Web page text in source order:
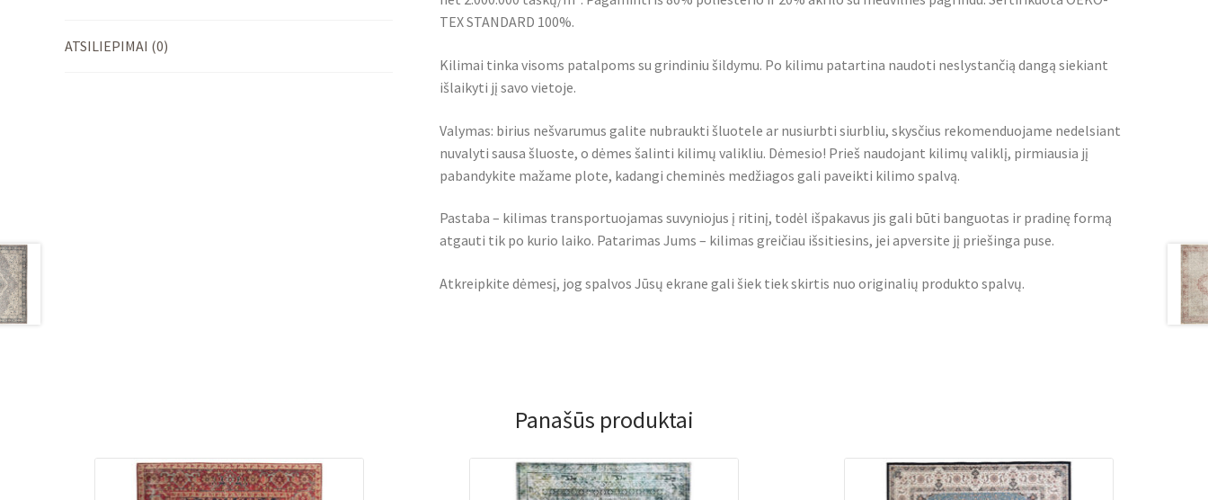
ATSILIEPIMAI (0)
TEX STANDARD 100%.
Kilimai tinka visoms patalpoms su grindiniu šildymu. Po kilimu patartina naudoti neslystančią dangą siekiant
išlaikyti jį savo vietoje.
Valymas: birius nešvarumus galite nubraukti šluotele ar nusiurbti siurbliu, skysčius rekomenduojame nedelsiant
nuvalyti sausa šluoste, o dėmes šalinti kilimų valikliu. Dėmesio! Prieš naudojant kilimų valiklį, pirmiausia jį
pabandykite mažame plote, kadangi cheminės medžiagos gali paveikti kilimo spalvą.
Pastaba – kilimas transportuojamas suvyniojus į ritinį, todėl išpakavus jis gali būti banguotas ir pradinę formą
atgauti tik po kurio laiko. Patarimas Jums – kilimas greičiau išsitiesins, jei apversite jį priešinga puse.
Atkreipkite dėmesį, jog spalvos Jūsų ekrane gali šiek tiek skirtis nuo originalių produkto spalvų.
Panašūs produktai